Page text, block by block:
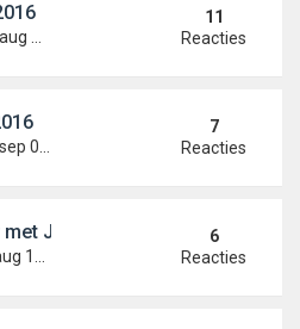
11:47 pm
11
Reacties
2016 6:36 pm
7
Reacties
JJ motorsport !
3:15 pm
6
Reacties